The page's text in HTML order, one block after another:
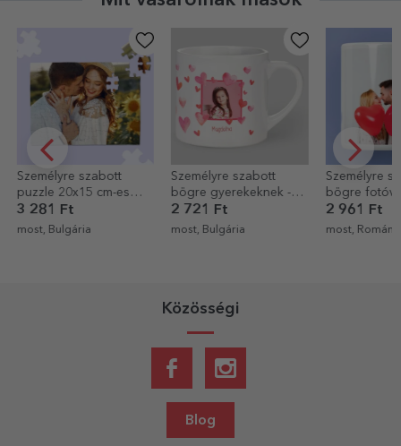
Személyre szabott
bögre gyerekeknek -
Szívek
2 721 Ft
most, Bulgária
Személyre szabott
bögre fotóval és
szöveggel
2 961 Ft
most, Románia
Személyre
bögre 2
3 521 Ft
11 perce,
Közösségi
Blog